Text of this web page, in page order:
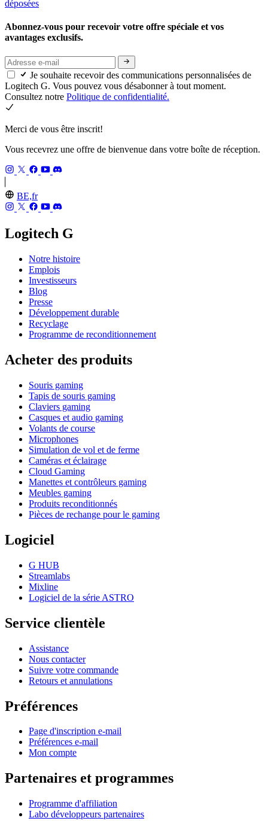
déposées
Abonnez-vous pour recevoir votre offre spéciale et vos
avantages exclusifs.
Je souhaite recevoir des communications personnalisées de
Logitech G. Vous pouvez vous désabonner à tout moment.
Consultez notre Politique de confidentialité.
Merci de vous être inscrit!
Vous recevrez une offre de bienvenue dans votre boîte de réception.
BE,fr
Logitech G
Notre histoire
Emplois
Investisseurs
Blog
Presse
Développement durable
Recyclage
Programme de reconditionnement
Acheter des produits
Souris gaming
Tapis de souris gaming
Claviers gaming
Casques et audio gaming
Volants de course
Microphones
Simulation de vol et de ferme
Caméras et éclairage
Cloud Gaming
Manettes et contrôleurs gaming
Meubles gaming
Produits reconditionnés
Pièces de rechange pour le gaming
Logiciel
G HUB
Streamlabs
Mixline
Logiciel de la série ASTRO
Service clientèle
Assistance
Nous contacter
Suivre votre commande
Retours et annulations
Préférences
Page d'inscription e-mail
Préférences e-mail
Mon compte
Partenaires et programmes
Programme d'affiliation
Labo développeurs partenaires